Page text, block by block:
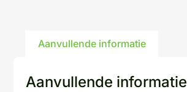
Aanvullende informatie
Aanvullende informatie